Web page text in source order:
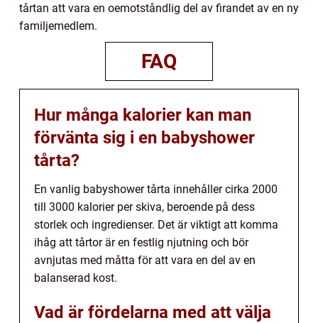
tårtan att vara en oemotståndlig del av firandet av en ny
familjemedlem.
FAQ
Hur många kalorier kan man
förvänta sig i en babyshower
tårta?
En vanlig babyshower tårta innehåller cirka 2000
till 3000 kalorier per skiva, beroende på dess
storlek och ingredienser. Det är viktigt att komma
ihåg att tårtor är en festlig njutning och bör
avnjutas med måtta för att vara en del av en
balanserad kost.
Vad är fördelarna med att välja